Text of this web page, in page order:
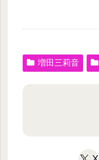
増田三莉音